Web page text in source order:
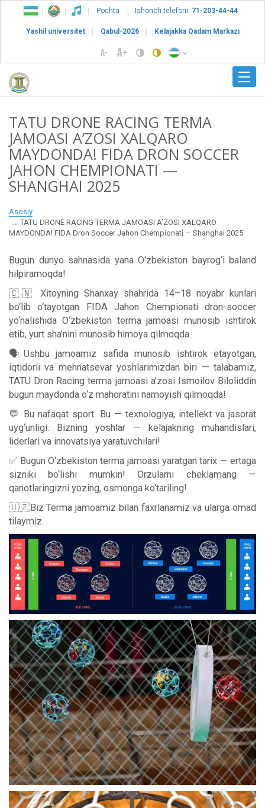
Pochta Ishonch telefoni: 71-203-44-44
Yashil universitet Qabul-2026 Kelajakka Qadam Markazi
TATU DRONE RACING TERMA
JAMOASI A’ZOSI XALQARO
MAYDONDA! FIDA DRON SOCCER
JAHON CHEMPIONATI —
SHANGHAI 2025
Asosiy
TATU DRONE RACING TERMA JAMOASI A’ZOSI XALQARO
MAYDONDA! FIDA Dron Soccer Jahon Chempionati — Shanghai 2025
Bugun dunyo sahnasida yana O‘zbekiston bayrog‘i baland
hilpiramoqda!
🇨🇳 Xitoyning Shanxay shahrida 14–18 noyabr kunlari
bo‘lib o‘tayotgan FIDA Jahon Chempionati dron-soccer
yo‘nalishida O‘zbekiston terma jamoasi munosib ishtirok
etib, yurt sha’nini munosib himoya qilmoqda.
🗣Ushbu jamoamiz safida munosib ishtirok etayotgan,
iqtidorli va mehnatsevar yoshlarimizdan biri — talabamiz,
TATU Dron Racing terma jamoasi a’zosi Ismoilov Biloliddin
bugun maydonda o‘z mahoratini namoyish qilmoqda!
💬 Bu nafaqat sport. Bu — texnologiya, intellekt va jasorat
uyg‘unligi. Bizning yoshlar — kelajakning muhandislari,
liderlari va innovatsiya yaratuvchilari!
✅ Bugun O‘zbekiston terma jamoasi yaratgan tarix — ertaga
sizniki bo‘lishi mumkin! Orzularni cheklamang —
qanotlaringizni yozing, osmonga ko‘tariling!
🇺🇿Biz Terma jamoamiz bilan faxrlanamiz va ularga omad
tilaymiz.